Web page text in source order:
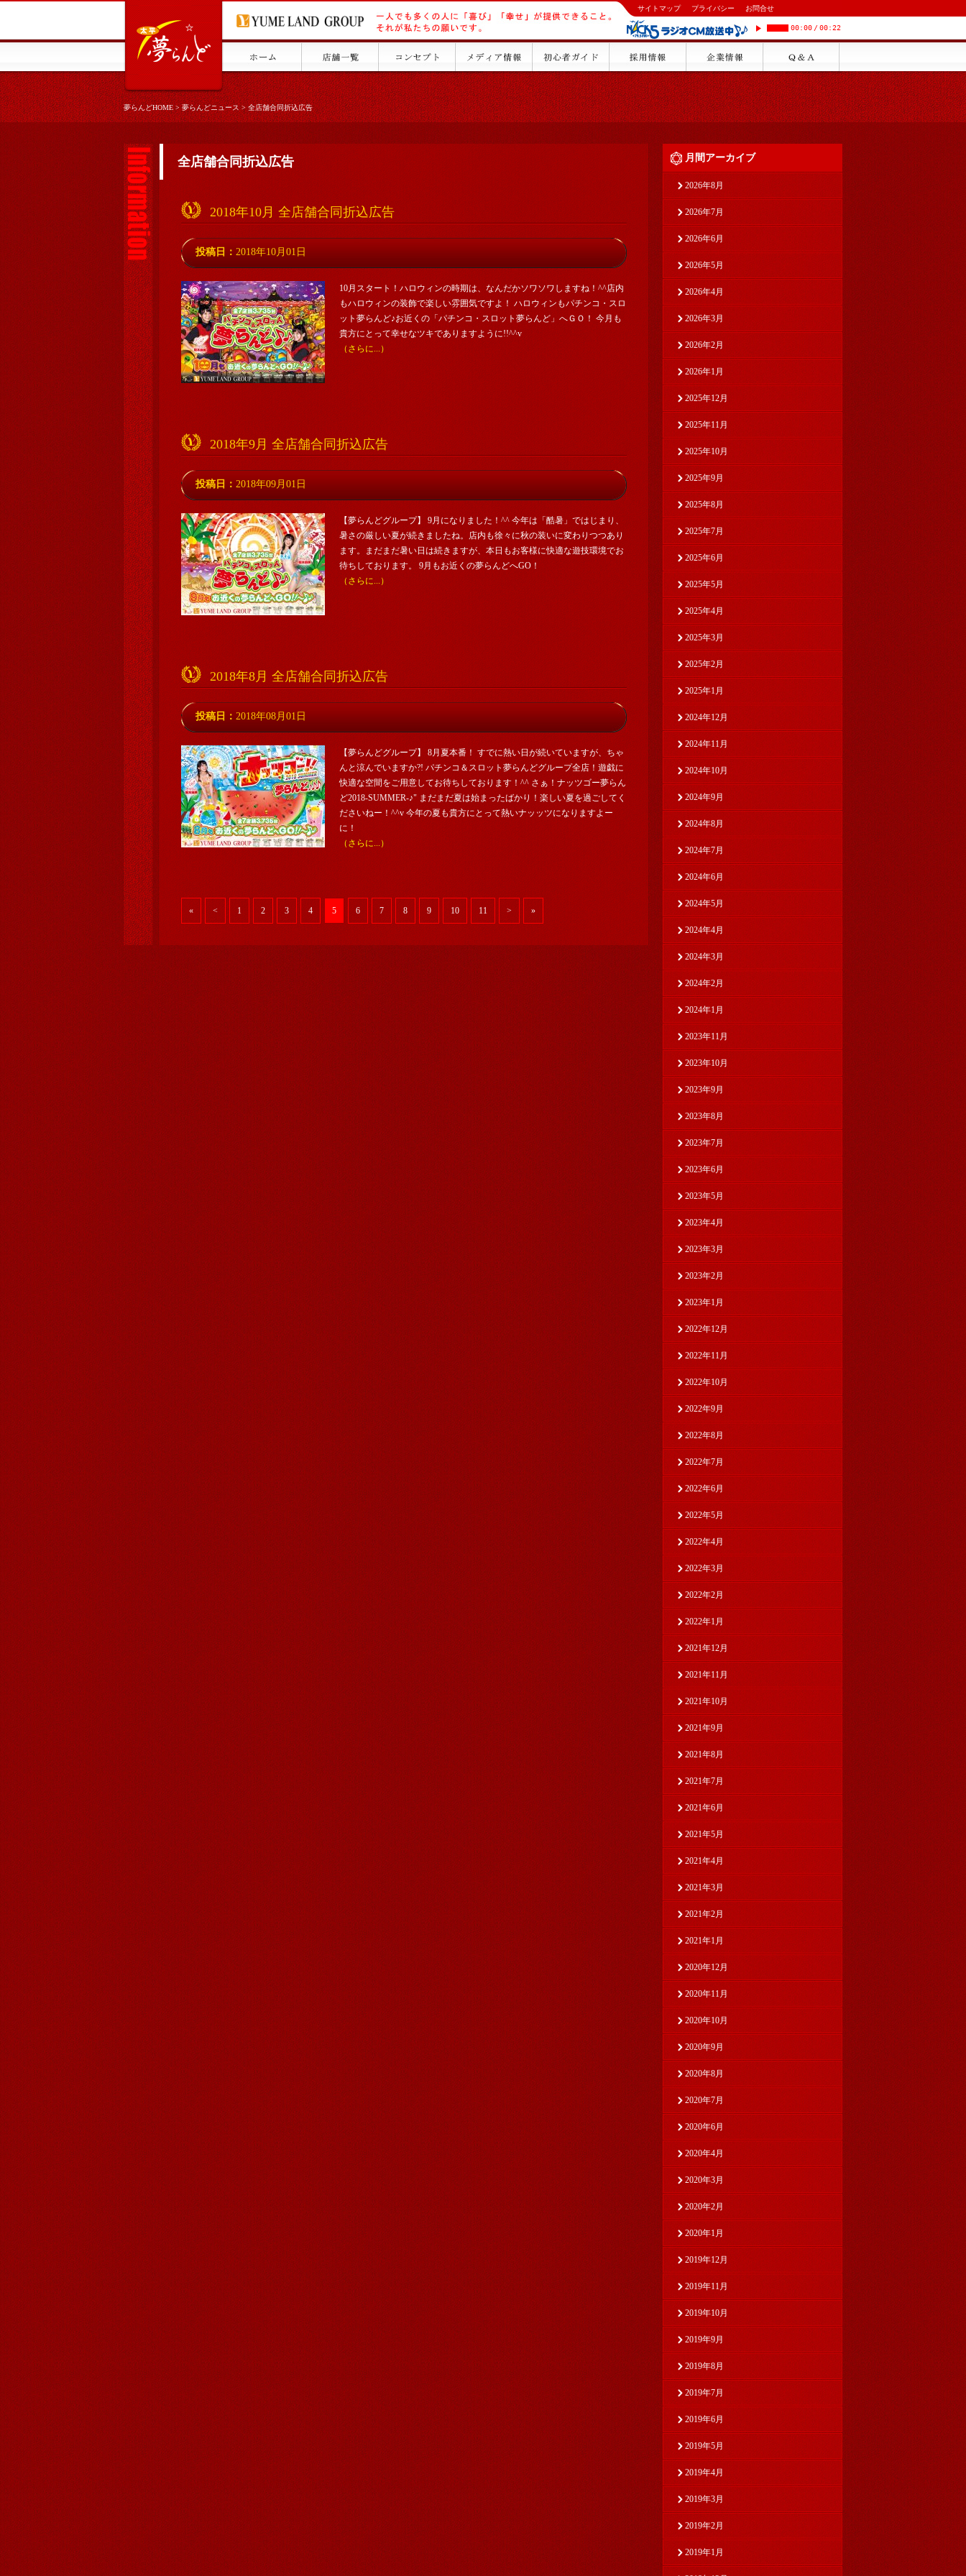
サイトマップ プライバシー お問合せ
00:00 / 00:22
夢らんどHOME>夢らんどニュース>全店舗合同折込広告
全店舗合同折込広告
2018年10月 全店舗合同折込広告
投稿日： 2018年10月01日
10月スタート！ハロウィンの時期は、なんだかソワソワしますね！^^店内
もハロウィンの装飾で楽しい雰囲気ですよ！ ハロウィンもパチンコ・スロ
ット夢らんど♪お近くの「パチンコ・スロット夢らんど」へＧＯ！ 今月も
貴方にとって幸せなツキでありますように!!^^v
（さらに...）
2018年9月 全店舗合同折込広告
投稿日： 2018年09月01日
【夢らんどグループ】 9月になりました！^^ 今年は「酷暑」ではじまり、
暑さの厳しい夏が続きましたね。店内も徐々に秋の装いに変わりつつあり
ます。まだまだ暑い日は続きますが、本日もお客様に快適な遊技環境でお
待ちしております。 9月もお近くの夢らんどへGO！
（さらに...）
2018年8月 全店舗合同折込広告
投稿日： 2018年08月01日
【夢らんどグループ】 8月夏本番！ すでに熱い日が続いていますが、ちゃ
んと涼んでいますか?! パチンコ＆スロット夢らんどグループ全店！遊戯に
快適な空間をご用意してお待ちしております！^^ さぁ！ナッツゴー夢らん
ど2018-SUMMER-♪" まだまだ夏は始まったばかり！楽しい夏を過ごしてく
ださいねー！^^v 今年の夏も貴方にとって熱いナッッツになりますよー
に！
（さらに...）
« < 1 2 3 4 5 6 7 8 9 10 11 > »
月間アーカイブ
2026年8月
2026年7月
2026年6月
2026年5月
2026年4月
2026年3月
2026年2月
2026年1月
2025年12月
2025年11月
2025年10月
2025年9月
2025年8月
2025年7月
2025年6月
2025年5月
2025年4月
2025年3月
2025年2月
2025年1月
2024年12月
2024年11月
2024年10月
2024年9月
2024年8月
2024年7月
2024年6月
2024年5月
2024年4月
2024年3月
2024年2月
2024年1月
2023年11月
2023年10月
2023年9月
2023年8月
2023年7月
2023年6月
2023年5月
2023年4月
2023年3月
2023年2月
2023年1月
2022年12月
2022年11月
2022年10月
2022年9月
2022年8月
2022年7月
2022年6月
2022年5月
2022年4月
2022年3月
2022年2月
2022年1月
2021年12月
2021年11月
2021年10月
2021年9月
2021年8月
2021年7月
2021年6月
2021年5月
2021年4月
2021年3月
2021年2月
2021年1月
2020年12月
2020年11月
2020年10月
2020年9月
2020年8月
2020年7月
2020年6月
2020年4月
2020年3月
2020年2月
2020年1月
2019年12月
2019年11月
2019年10月
2019年9月
2019年8月
2019年7月
2019年6月
2019年5月
2019年4月
2019年3月
2019年2月
2019年1月